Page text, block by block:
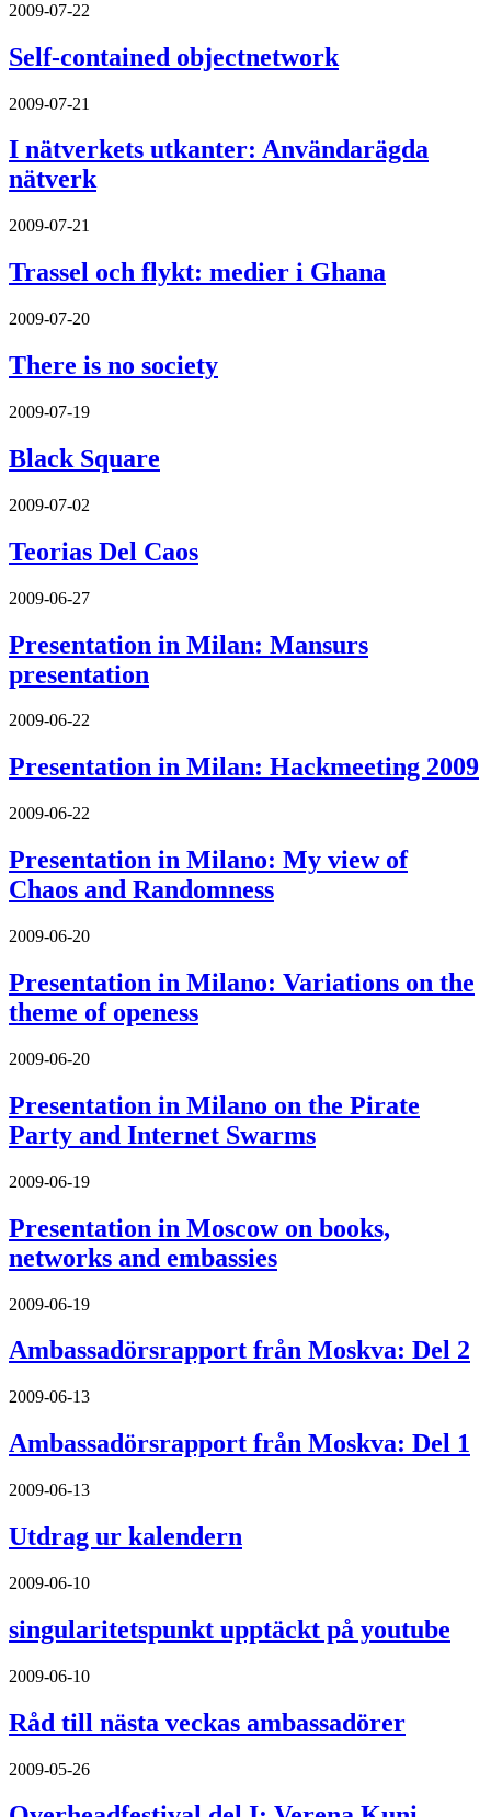
2009-07-22
Self-contained objectnetwork
2009-07-21
I nätverkets utkanter: Användarägda
nätverk
2009-07-21
Trassel och flykt: medier i Ghana
2009-07-20
There is no society
2009-07-19
Black Square
2009-07-02
Teorias Del Caos
2009-06-27
Presentation in Milan: Mansurs
presentation
2009-06-22
Presentation in Milan: Hackmeeting 2009
2009-06-22
Presentation in Milano: My view of
Chaos and Randomness
2009-06-20
Presentation in Milano: Variations on the
theme of openess
2009-06-20
Presentation in Milano on the Pirate
Party and Internet Swarms
2009-06-19
Presentation in Moscow on books,
networks and embassies
2009-06-19
Ambassadörsrapport från Moskva: Del 2
2009-06-13
Ambassadörsrapport från Moskva: Del 1
2009-06-13
Utdrag ur kalendern
2009-06-10
singularitetspunkt upptäckt på youtube
2009-06-10
Råd till nästa veckas ambassadörer
2009-05-26